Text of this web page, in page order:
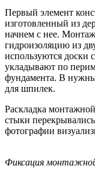
Первый элемент
изготовленный из
начнем с нее.
гидроизоляцию из
используются доски
укладывают по
фундамента. В
для шпилек.
Раскладка
стыки
фотографии
Фиксация